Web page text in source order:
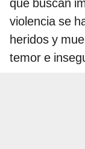
violencia se
heridos y
temor e